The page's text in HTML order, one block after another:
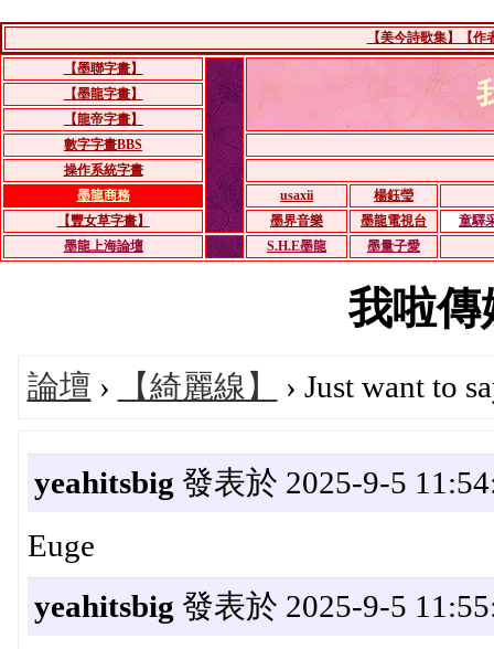
【美今詩歌集】【作
【墨聯字畫】
【墨龍字畫】
【龍帝字畫】
數字字畫BBS
操作系統字畫
墨龍商務
usaxii
楊鈺瑩
【豐女草字畫】
墨界音樂 墨龍電視台
童驛
墨龍上海論壇
S.H.E墨龍 墨量子愛
我啦傳
論壇 › 【綺麗線】 › Just want to
yeahitsbig 發表於 2025-9-5
Euge
yeahitsbig 發表於 2025-9-5